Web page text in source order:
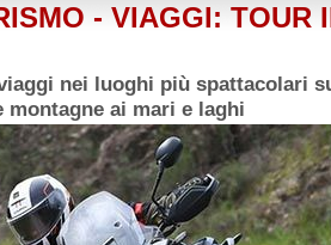
- VIAGGI: TOUR
nei luoghi più spattacolari
montagne ai mari e laghi